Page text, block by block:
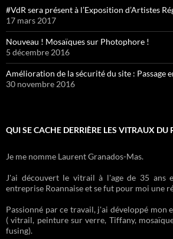
#VdR sera présent à l’Exposition d’Artistes
17 mars 2017
Nouveau ! Mosaïques sur Photophore !
5 décembre 2016
Amélioration de la sécurité du site : Passage
30 novembre 2016
QUI SE CACHE DERRIÈRE LES VITRAUX DU
Je me nomme Laurent Granados-Mas.
J'ai découvert le vitrail à l'age de 35 ans
entreprise Roannaise et se fut pour moi une
Passionné par ce travail, j'ai développé mon
( vitrail, peinture sur verre, Tiffany,
fusing).